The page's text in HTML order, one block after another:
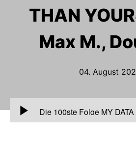
THAN
Max M.,
04. August
00:00
Die 100ste Folge MY
YOURS - mit Max M.,